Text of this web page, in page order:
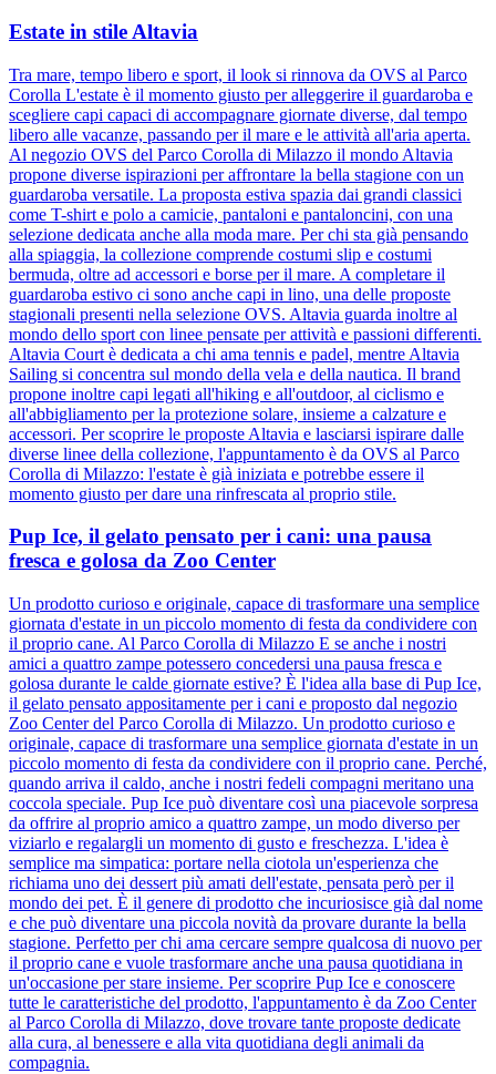
Estate in stile Altavia
Tra mare, tempo libero e sport, il look si rinnova da OVS al Parco
Corolla L'estate è il momento giusto per alleggerire il guardaroba e
scegliere capi capaci di accompagnare giornate diverse, dal tempo
libero alle vacanze, passando per il mare e le attività all'aria aperta.
Al negozio OVS del Parco Corolla di Milazzo il mondo Altavia
propone diverse ispirazioni per affrontare la bella stagione con un
guardaroba versatile. La proposta estiva spazia dai grandi classici
come T-shirt e polo a camicie, pantaloni e pantaloncini, con una
selezione dedicata anche alla moda mare. Per chi sta già pensando
alla spiaggia, la collezione comprende costumi slip e costumi
bermuda, oltre ad accessori e borse per il mare. A completare il
guardaroba estivo ci sono anche capi in lino, una delle proposte
stagionali presenti nella selezione OVS. Altavia guarda inoltre al
mondo dello sport con linee pensate per attività e passioni differenti.
Altavia Court è dedicata a chi ama tennis e padel, mentre Altavia
Sailing si concentra sul mondo della vela e della nautica. Il brand
propone inoltre capi legati all'hiking e all'outdoor, al ciclismo e
all'abbigliamento per la protezione solare, insieme a calzature e
accessori. Per scoprire le proposte Altavia e lasciarsi ispirare dalle
diverse linee della collezione, l'appuntamento è da OVS al Parco
Corolla di Milazzo: l'estate è già iniziata e potrebbe essere il
momento giusto per dare una rinfrescata al proprio stile.
Pup Ice, il gelato pensato per i cani: una pausa
fresca e golosa da Zoo Center
Un prodotto curioso e originale, capace di trasformare una semplice
giornata d'estate in un piccolo momento di festa da condividere con
il proprio cane. Al Parco Corolla di Milazzo E se anche i nostri
amici a quattro zampe potessero concedersi una pausa fresca e
golosa durante le calde giornate estive? È l'idea alla base di Pup Ice,
il gelato pensato appositamente per i cani e proposto dal negozio
Zoo Center del Parco Corolla di Milazzo. Un prodotto curioso e
originale, capace di trasformare una semplice giornata d'estate in un
piccolo momento di festa da condividere con il proprio cane. Perché,
quando arriva il caldo, anche i nostri fedeli compagni meritano una
coccola speciale. Pup Ice può diventare così una piacevole sorpresa
da offrire al proprio amico a quattro zampe, un modo diverso per
viziarlo e regalargli un momento di gusto e freschezza. L'idea è
semplice ma simpatica: portare nella ciotola un'esperienza che
richiama uno dei dessert più amati dell'estate, pensata però per il
mondo dei pet. È il genere di prodotto che incuriosisce già dal nome
e che può diventare una piccola novità da provare durante la bella
stagione. Perfetto per chi ama cercare sempre qualcosa di nuovo per
il proprio cane e vuole trasformare anche una pausa quotidiana in
un'occasione per stare insieme. Per scoprire Pup Ice e conoscere
tutte le caratteristiche del prodotto, l'appuntamento è da Zoo Center
al Parco Corolla di Milazzo, dove trovare tante proposte dedicate
alla cura, al benessere e alla vita quotidiana degli animali da
compagnia.